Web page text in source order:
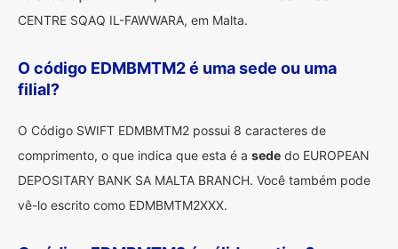
CENTRE SQAQ IL-FAWWARA, em Malta.
O código EDMBMTM2 é uma sede ou uma
filial?
O Código SWIFT EDMBMTM2 possui 8 caracteres de
comprimento, o que indica que esta é a sede do EUROPEAN
DEPOSITARY BANK SA MALTA BRANCH. Você também pode
vê-lo escrito como EDMBMTM2XXX.